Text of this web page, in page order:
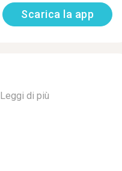
Scarica la app
Leggi di più